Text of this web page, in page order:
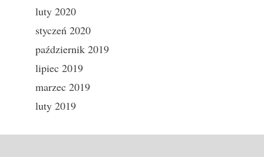
luty 2020
styczeń 2020
październik 2019
lipiec 2019
marzec 2019
luty 2019